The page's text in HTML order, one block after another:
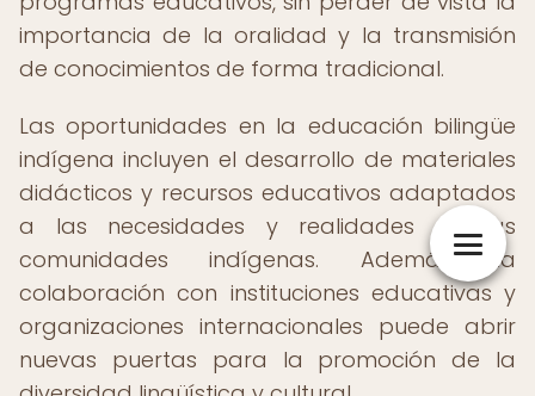
importancia de la oralidad y la transmisión
de conocimientos de forma tradicional.
Las oportunidades en la educación bilingüe
indígena incluyen el desarrollo de materiales
didácticos y recursos educativos adaptados
a las necesidades y realidades de las
comunidades indígenas. Además, la
colaboración con instituciones educativas y
organizaciones internacionales puede abrir
nuevas puertas para la promoción de la